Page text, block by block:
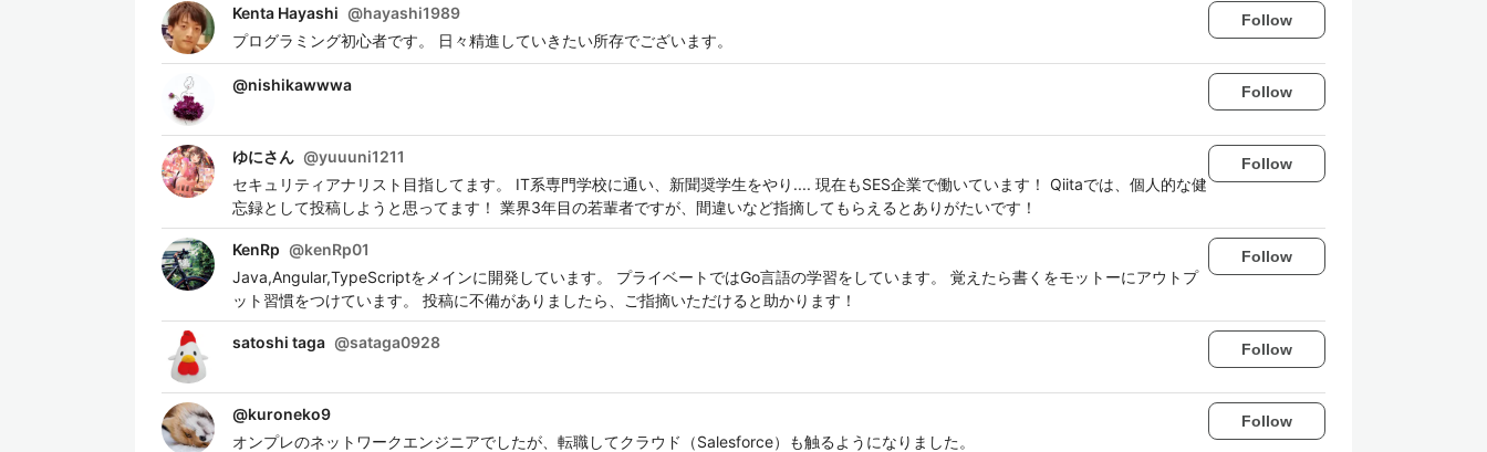
Kenta Hayashi @hayashi1989
プログラミング初心者です。 日々精進していきたい所存でございます。
Follow
@nishikawwwa Follow
ゆにさん @yuuuni1211
セキュリティアナリスト目指してます。 IT系専門学校に通い、新聞奨学生をやり.... 現在もSES企業で働いています！ Qiitaでは、個人的な健
忘録として投稿しようと思ってます！ 業界3年目の若輩者ですが、間違いなど指摘してもらえるとありがたいです！
Follow
KenRp @kenRp01
Java,Angular,TypeScriptをメインに開発しています。 プライベートではGo言語の学習をしています。 覚えたら書くをモットーにアウトプ
ット習慣をつけています。 投稿に不備がありましたら、ご指摘いただけると助かります！
Follow
satoshi taga @sataga0928 Follow
@kuroneko9
オンプレのネットワークエンジニアでしたが、転職してクラウド（Salesforce）も触るようになりました。
Follow